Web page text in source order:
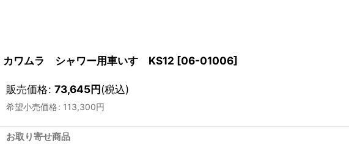
カワムラ シャワー用車いす KS12 [06-01006]
販売価格: 73,645円(税込)
希望小売価格: 113,300円
お取り寄せ商品